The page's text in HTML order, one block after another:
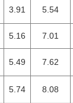
3.91 5.54
5.16 7.01
5.49 7.62
5.74 8.08